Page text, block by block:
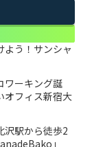
よう！サンシャ
ワーキング誕
オフィス新宿大
沢駅から徒歩2
」